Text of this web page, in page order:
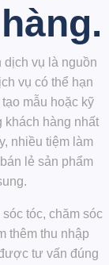
dịch vụ là nguồn
vụ có thể hạn
mẫu hoặc kỹ
khách hàng nhất
nhiều tiệm làm
bán lẻ sản phẩm
tóc, chăm sóc
thêm thu nhập
tư vấn đúng